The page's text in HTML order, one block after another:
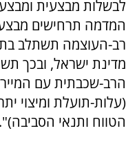
לבשלות מבצעית
המדמה תרחישים
רב-העוצמה תשתלב
מדינת ישראל, ובכך
הרב-שכבתית עם
(עלות-תועלת ומיצוי
הטווח ותנאי הסביבה)".